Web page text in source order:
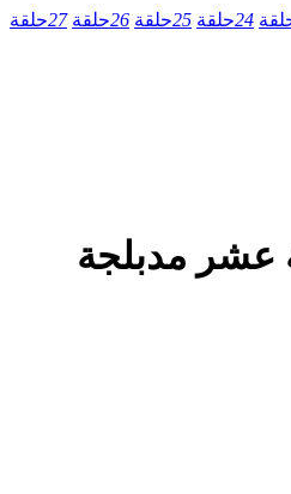
24حلقة 25حلقة 26حلقة 27حلقة
يعشق الرجل الموسم الاول الحلقة 15 الخامسة عشر مدبلجة